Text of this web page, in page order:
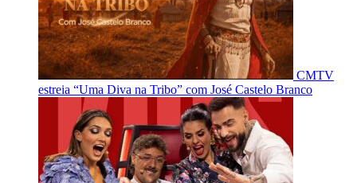
CMTV
estreia “Uma Diva na Tribo” com José Castelo Branco